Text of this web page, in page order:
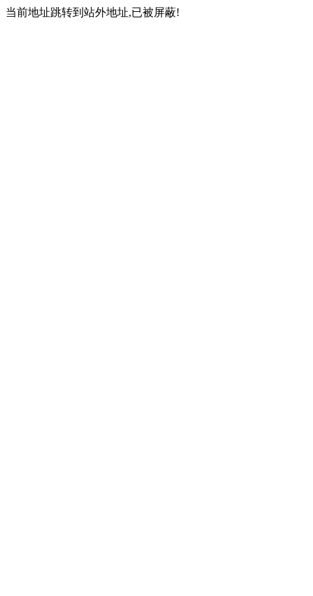
当前地址跳转到站外地址,已被屏蔽!